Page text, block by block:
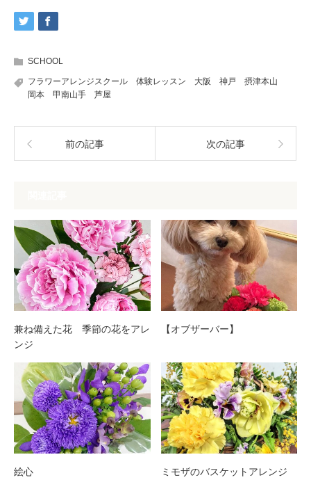
SCHOOL
フラワーアレンジスクール 体験レッスン 大阪 神戸 摂津本山
岡本 甲南山手 芦屋
前の記事 次の記事
兼ね備えた花 季節の花をアレ
ンジ
【オブザーバー】
絵心
ミモザのバスケットアレンジ